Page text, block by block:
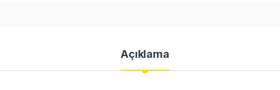
Açıklama